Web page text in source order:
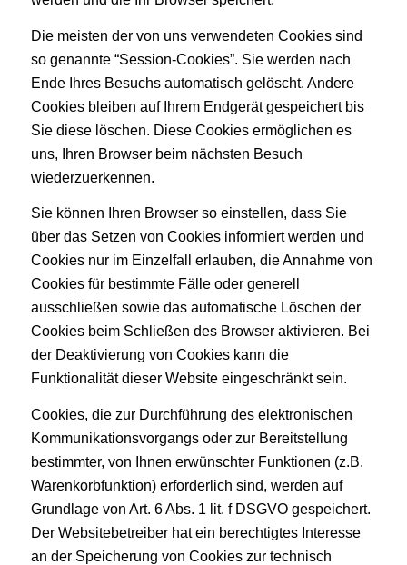
Die meisten der von uns verwendeten Cookies sind
so genannte “Session-Cookies”. Sie werden nach
Ende Ihres Besuchs automatisch gelöscht. Andere
Cookies bleiben auf Ihrem Endgerät gespeichert bis
Sie diese löschen. Diese Cookies ermöglichen es
uns, Ihren Browser beim nächsten Besuch
wiederzuerkennen.
Sie können Ihren Browser so einstellen, dass Sie
über das Setzen von Cookies informiert werden und
Cookies nur im Einzelfall erlauben, die Annahme von
Cookies für bestimmte Fälle oder generell
ausschließen sowie das automatische Löschen der
Cookies beim Schließen des Browser aktivieren. Bei
der Deaktivierung von Cookies kann die
Funktionalität dieser Website eingeschränkt sein.
Cookies, die zur Durchführung des elektronischen
Kommunikationsvorgangs oder zur Bereitstellung
bestimmter, von Ihnen erwünschter Funktionen (z.B.
Warenkorbfunktion) erforderlich sind, werden auf
Grundlage von Art. 6 Abs. 1 lit. f DSGVO gespeichert.
Der Websitebetreiber hat ein berechtigtes Interesse
an der Speicherung von Cookies zur technisch